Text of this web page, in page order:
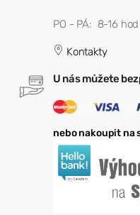
PO - PÁ: 8-16 hod
Kontakty
U nás můžete
nebo nakoupit na